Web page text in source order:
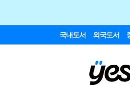
국내도서 외국도서